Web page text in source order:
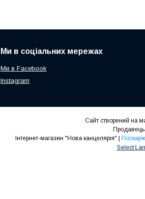
Ми в соціальних мережах
Ми в Facebook
Instagram
Сайт створений на
Select